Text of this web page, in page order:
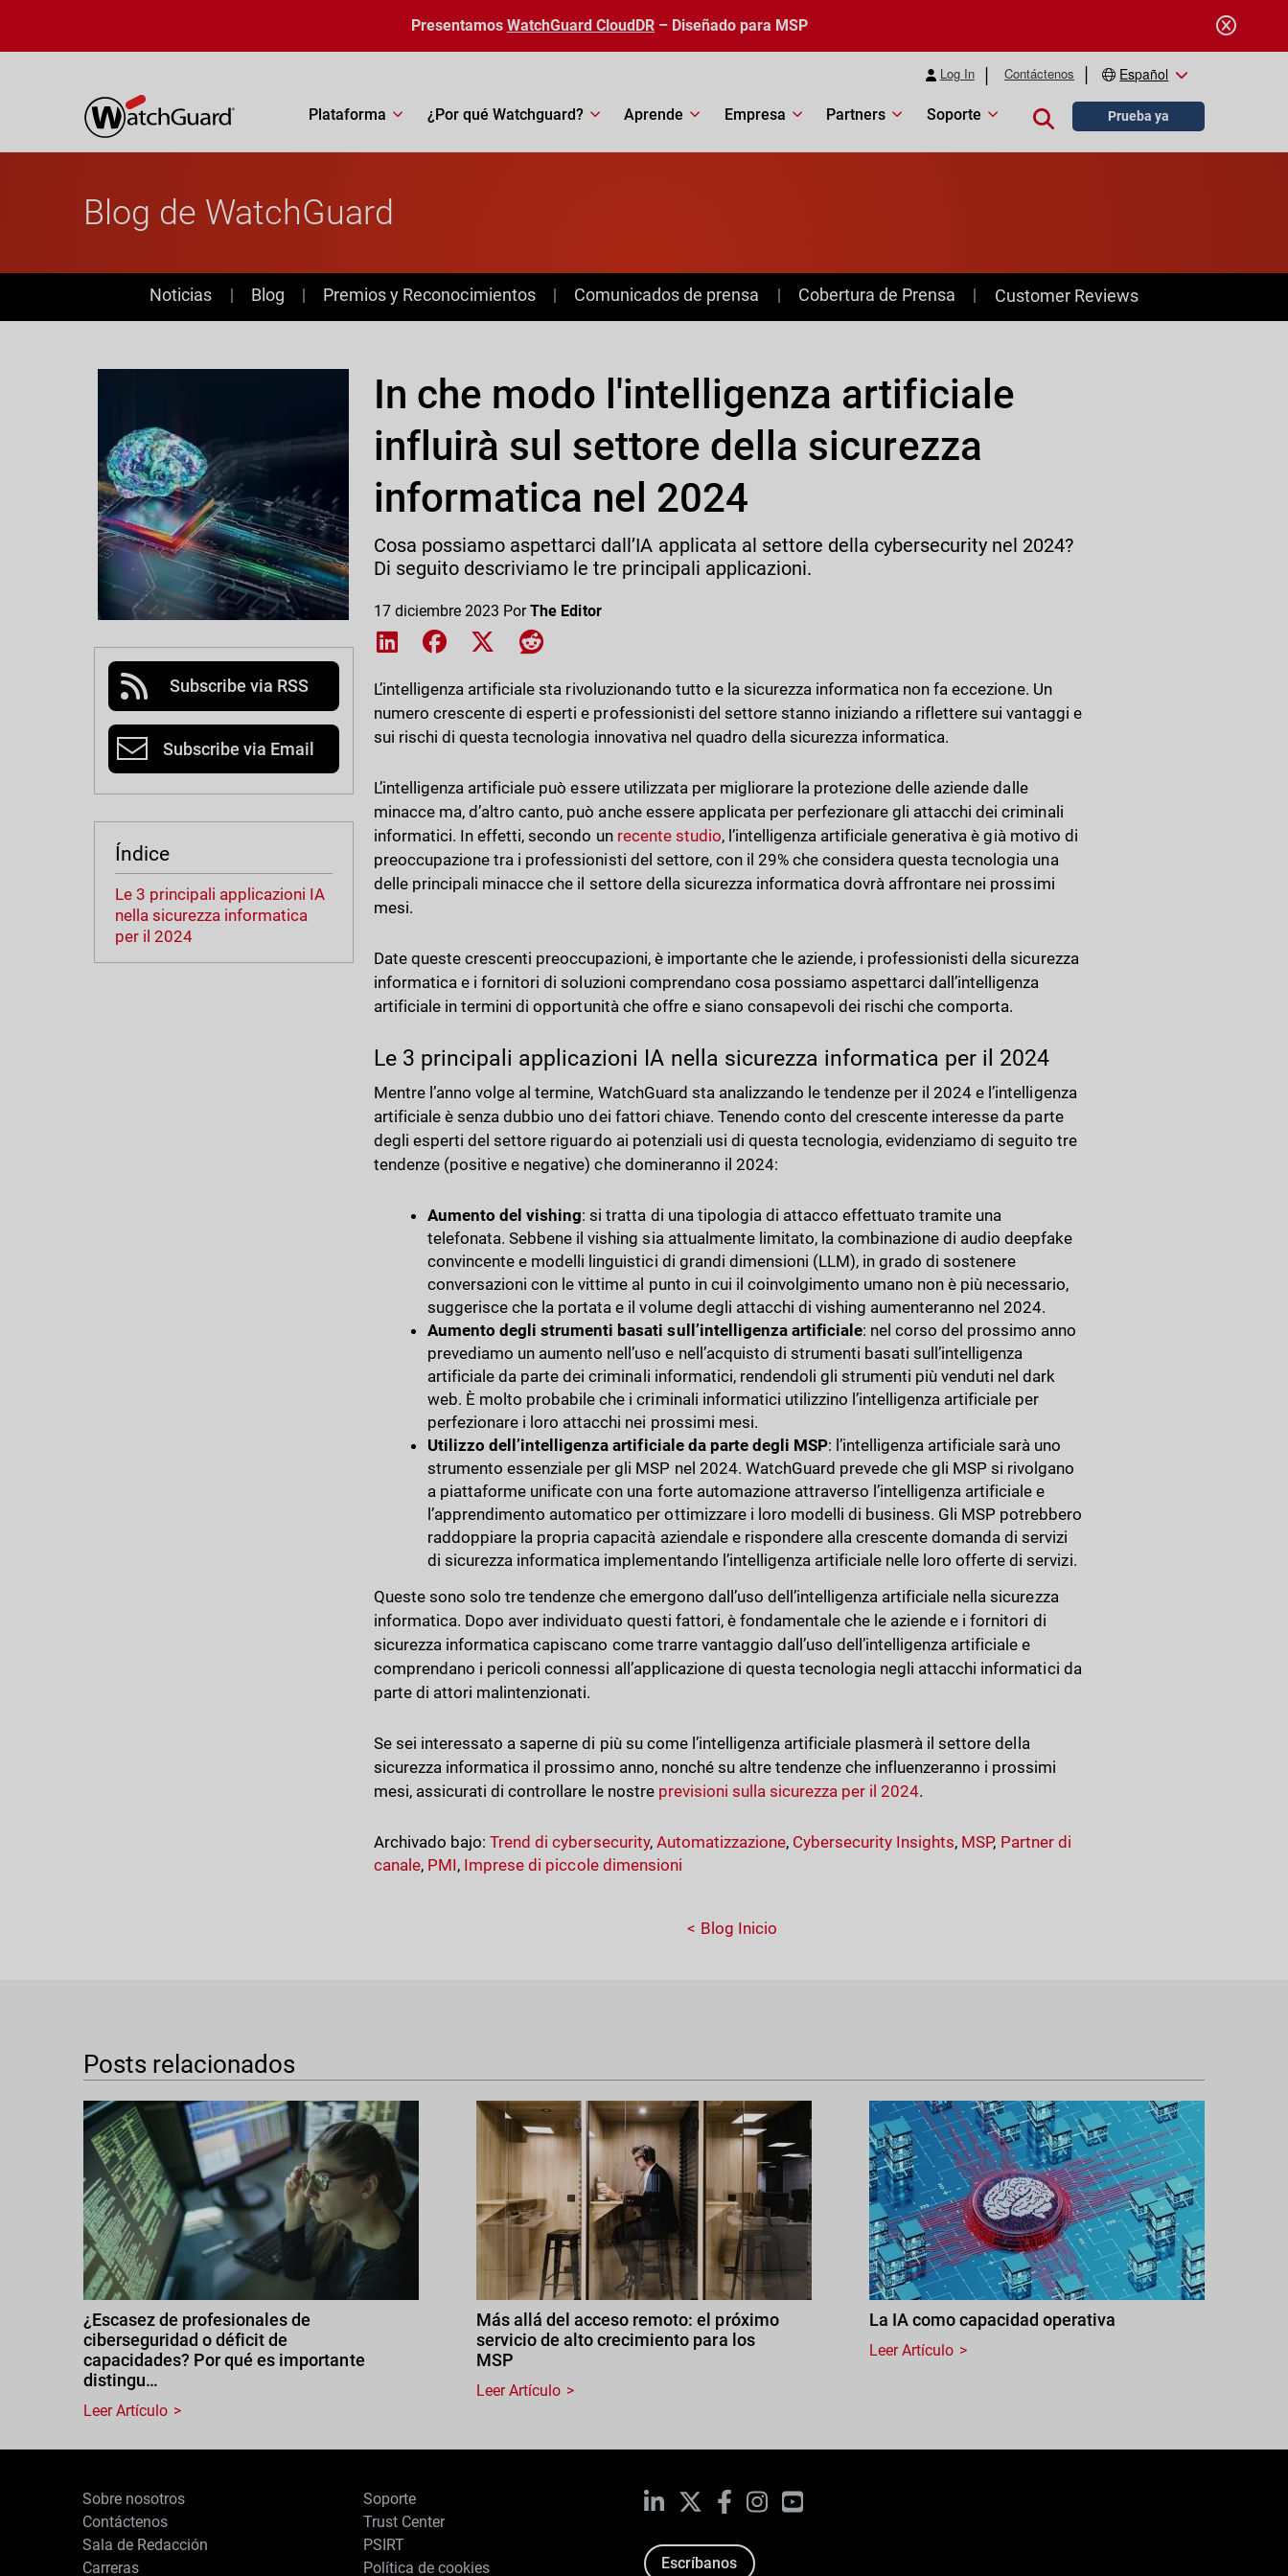
Presentamos WatchGuard CloudDR – Diseñado para MSP
Log In Contáctenos Español
Plataforma ¿Por qué Watchguard? Aprende Empresa Partners Soporte Close searchPrueba ya
Blog de WatchGuard
News
Noticias Blog Premios y Reconocimientos Comunicados de prensa Cobertura de Prensa Customer Reviews
Subscribe via RSS
Subscribe via Email
Índice
Le 3 principali applicazioni IA
nella sicurezza informatica
per il 2024
In che modo l'intelligenza artificiale
influirà sul settore della sicurezza
informatica nel 2024
Cosa possiamo aspettarci dall’IA applicata al settore della cybersecurity nel 2024?
Di seguito descriviamo le tre principali applicazioni.
17 diciembre 2023 PorThe Editor
Share on LinkedIn
Share on Facebook
Share on XShare on Reddit
L’intelligenza artificiale sta rivoluzionando tutto e la sicurezza informatica non fa eccezione. Un
numero crescente di esperti e professionisti del settore stanno iniziando a riflettere sui vantaggi e
sui rischi di questa tecnologia innovativa nel quadro della sicurezza informatica.
L’intelligenza artificiale può essere utilizzata per migliorare la protezione delle aziende dalle
minacce ma, d’altro canto, può anche essere applicata per perfezionare gli attacchi dei criminali
informatici. In effetti, secondo un recente studio, l’intelligenza artificiale generativa è già motivo di
preoccupazione tra i professionisti del settore, con il 29% che considera questa tecnologia una
delle principali minacce che il settore della sicurezza informatica dovrà affrontare nei prossimi
mesi.
Date queste crescenti preoccupazioni, è importante che le aziende, i professionisti della sicurezza
informatica e i fornitori di soluzioni comprendano cosa possiamo aspettarci dall’intelligenza
artificiale in termini di opportunità che offre e siano consapevoli dei rischi che comporta.
Le 3 principali applicazioni IA nella sicurezza informatica per il 2024
Mentre l’anno volge al termine, WatchGuard sta analizzando le tendenze per il 2024 e l’intelligenza
artificiale è senza dubbio uno dei fattori chiave. Tenendo conto del crescente interesse da parte
degli esperti del settore riguardo ai potenziali usi di questa tecnologia, evidenziamo di seguito tre
tendenze (positive e negative) che domineranno il 2024:
Aumento del vishing: si tratta di una tipologia di attacco effettuato tramite una
telefonata. Sebbene il vishing sia attualmente limitato, la combinazione di audio deepfake
convincente e modelli linguistici di grandi dimensioni (LLM), in grado di sostenere
conversazioni con le vittime al punto in cui il coinvolgimento umano non è più necessario,
suggerisce che la portata e il volume degli attacchi di vishing aumenteranno nel 2024.
Aumento degli strumenti basati sull’intelligenza artificiale: nel corso del prossimo anno
prevediamo un aumento nell’uso e nell’acquisto di strumenti basati sull’intelligenza
artificiale da parte dei criminali informatici, rendendoli gli strumenti più venduti nel dark
web. È molto probabile che i criminali informatici utilizzino l’intelligenza artificiale per
perfezionare i loro attacchi nei prossimi mesi.
Utilizzo dell’intelligenza artificiale da parte degli MSP: l’intelligenza artificiale sarà uno
strumento essenziale per gli MSP nel 2024. WatchGuard prevede che gli MSP si rivolgano
a piattaforme unificate con una forte automazione attraverso l’intelligenza artificiale e
l’apprendimento automatico per ottimizzare i loro modelli di business. Gli MSP potrebbero
raddoppiare la propria capacità aziendale e rispondere alla crescente domanda di servizi
di sicurezza informatica implementando l’intelligenza artificiale nelle loro offerte di servizi.
Queste sono solo tre tendenze che emergono dall’uso dell’intelligenza artificiale nella sicurezza
informatica. Dopo aver individuato questi fattori, è fondamentale che le aziende e i fornitori di
sicurezza informatica capiscano come trarre vantaggio dall’uso dell’intelligenza artificiale e
comprendano i pericoli connessi all’applicazione di questa tecnologia negli attacchi informatici da
parte di attori malintenzionati.
Se sei interessato a saperne di più su come l’intelligenza artificiale plasmerà il settore della
sicurezza informatica il prossimo anno, nonché su altre tendenze che influenzeranno i prossimi
mesi, assicurati di controllare le nostre previsioni sulla sicurezza per il 2024.
Archivado bajo: Trend di cybersecurity, Automatizzazione, Cybersecurity Insights, MSP, Partner di
canale, PMI, Imprese di piccole dimensioni
Blog Inicio
Posts relacionados
¿Escasez de profesionales de
ciberseguridad o déficit de
capacidades? Por qué es importante
distingu…
Leer Artículo
Más allá del acceso remoto: el próximo
servicio de alto crecimiento para los
MSP
Leer Artículo
La IA como capacidad operativa
Leer Artículo
Sobre nosotros
Contáctenos
Sala de Redacción
Carreras
Soporte
Trust Center
PSIRT
Política de cookies
LinkedIn Facebook
InstagramYouTube
Escríbanos